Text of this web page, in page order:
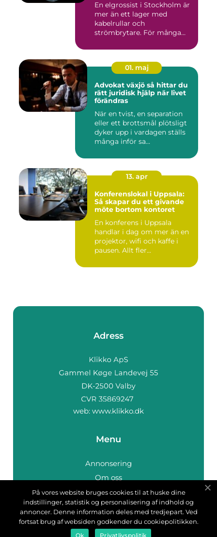
En elgrossist i Stockholm är
mer än ett lager med
kabelrullar och
strömbrytare. För många
01. maj
Advokat växjö så hittar du
rätt juridisk hjälp när livet
förändras
När en tvist, en separation
eller ett brottsmål plötsligt
dyker upp i vardagen ställs
många inför sa...
13. apr
Konferenslokal i Uppsala:
Så skapar du ett givande
möte bortom kontoret
En konferens i Uppsala
handlar i dag om mer än en
projektor, wifi och kaffe i
pausen. Allt fler...
Adress
web: www.klikko.dk
Menu
Annonsering
Om oss
Cookies
Kontakta oss
Sitemap
På vores website bruges cookies til at huske dine
indstillinger, statistik og personalisering af indhold og
annoncer. Denne information deles med tredjepart. Ved
fortsat brug af websiden godkender du cookiepolitikken.
Ok Privatlivspolitik